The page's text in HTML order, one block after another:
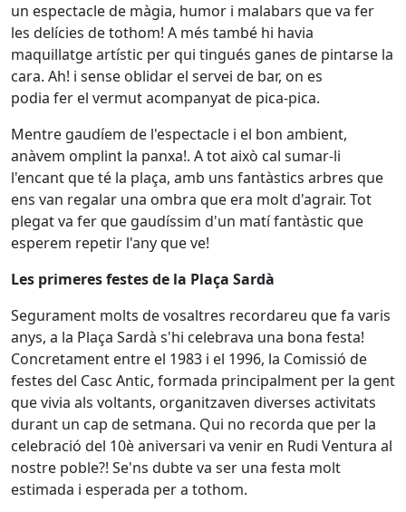
un espectacle de màgia, humor i malabars que va fer
les delícies de tothom! A més també hi havia
maquillatge artístic per qui tingués ganes de pintarse la
cara. Ah! i sense oblidar el servei de bar, on es
podia fer el vermut acompanyat de pica-pica.
Mentre gaudíem de l'espectacle i el bon ambient,
anàvem omplint la panxa!. A tot això cal sumar-li
l'encant que té la plaça, amb uns fantàstics arbres que
ens van regalar una ombra que era molt d'agrair. Tot
plegat va fer que gaudíssim d'un matí fantàstic que
esperem repetir l'any que ve!
Les primeres festes de la Plaça Sardà
Segurament molts de vosaltres recordareu que fa varis
anys, a la Plaça Sardà s'hi celebrava una bona festa!
Concretament entre el 1983 i el 1996, la Comissió de
festes del Casc Antic, formada principalment per la gent
que vivia als voltants, organitzaven diverses activitats
durant un cap de setmana. Qui no recorda que per la
celebració del 10è aniversari va venir en Rudi Ventura al
nostre poble?! Se'ns dubte va ser una festa molt
estimada i esperada per a tothom.